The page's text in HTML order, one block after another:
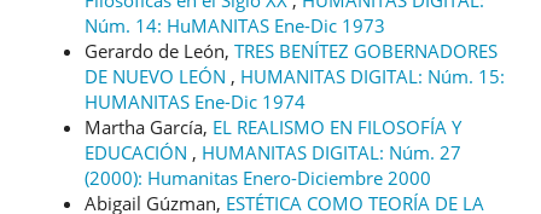
Núm. 14: HuMANITAS Ene-Dic 1973
Gerardo de León, TRES BENÍTEZ GOBERNADORES
DE NUEVO LEÓN , HUMANITAS DIGITAL: Núm. 15:
HUMANITAS Ene-Dic 1974
Martha García, EL REALISMO EN FILOSOFÍA Y
EDUCACIÓN , HUMANITAS DIGITAL: Núm. 27
(2000): Humanitas Enero-Diciembre 2000
Abigail Gúzman, ESTÉTICA COMO TEORÍA DE LA